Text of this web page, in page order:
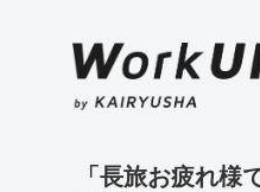
「長旅お疲れ様